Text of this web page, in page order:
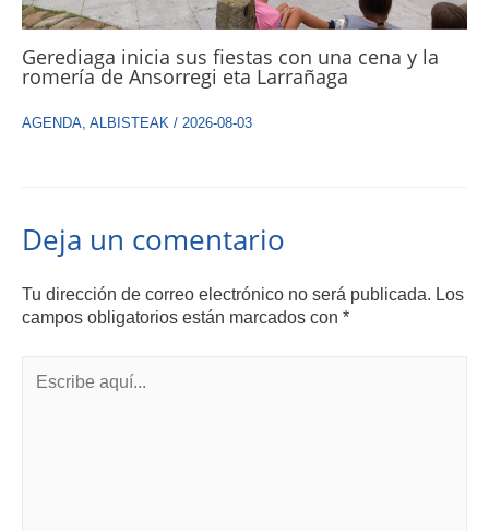
Gerediaga inicia sus fiestas con una cena y la
romería de Ansorregi eta Larrañaga
AGENDA ALBISTEAK / 2026-08-03
Deja un comentario
Tu dirección de correo electrónico no será publicada. Los
campos obligatorios están marcados con *